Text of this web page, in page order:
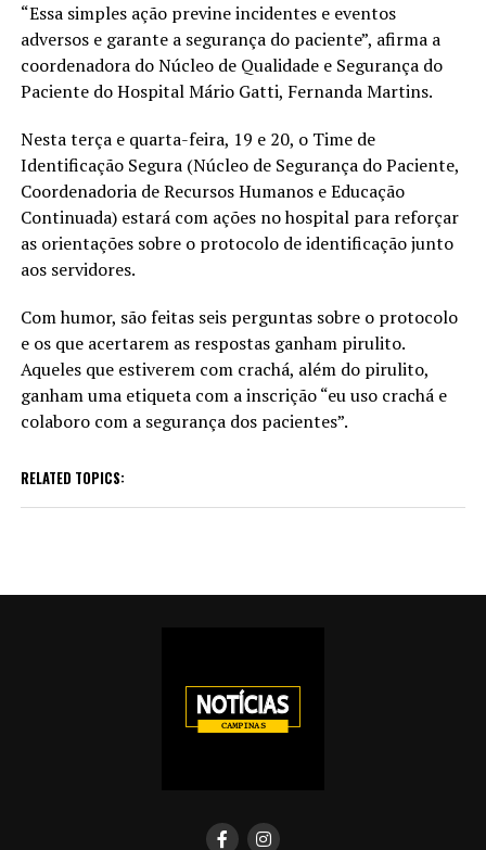
“Essa simples ação previne incidentes e eventos
adversos e garante a segurança do paciente”, afirma a
coordenadora do Núcleo de Qualidade e Segurança do
Paciente do Hospital Mário Gatti, Fernanda Martins.
Nesta terça e quarta-feira, 19 e 20, o Time de
Identificação Segura (Núcleo de Segurança do Paciente,
Coordenadoria de Recursos Humanos e Educação
Continuada) estará com ações no hospital para reforçar
as orientações sobre o protocolo de identificação junto
aos servidores.
Com humor, são feitas seis perguntas sobre o protocolo
e os que acertarem as respostas ganham pirulito.
Aqueles que estiverem com crachá, além do pirulito,
ganham uma etiqueta com a inscrição “eu uso crachá e
colaboro com a segurança dos pacientes”.
RELATED TOPICS: